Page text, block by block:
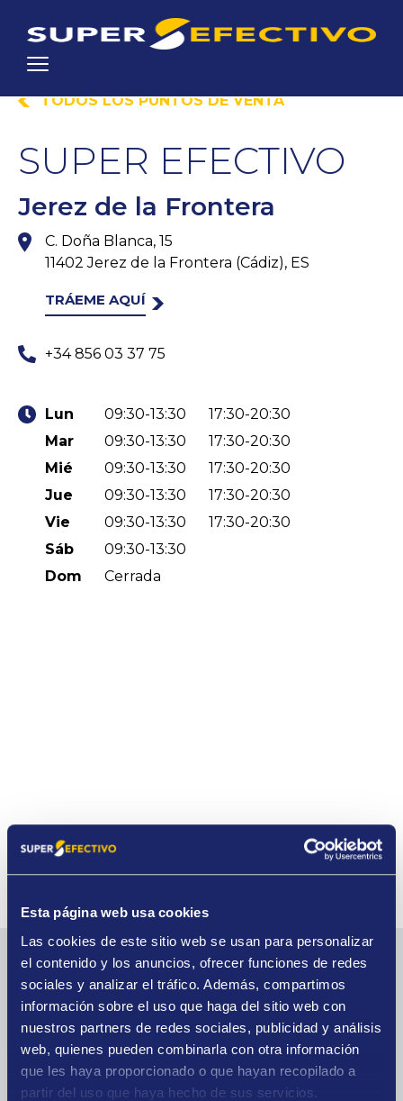
Esta página web usa cookies
Las cookies de este sitio web se usan para personalizar
el contenido y los anuncios, ofrecer funciones de redes
sociales y analizar el tráfico. Además, compartimos
información sobre el uso que haga del sitio web con
nuestros partners de redes sociales, publicidad y análisis
web, quienes pueden combinarla con otra información
que les haya proporcionado o que hayan recopilado a
partir del uso que haya hecho de sus servicios.
TODOS LOS PUNTOS DE VENTA
SUPER EFECTIVO
Jerez de la Frontera
C. Doña Blanca, 15
11402 Jerez de la Frontera (Cádiz), ES
TRÁEME AQUÍ
+34 856 03 37 75
Lun 09:30-13:30
17:30-20:30
Mar
09:30-13:30
17:30-20:30
Mié
09:30-13:30
17:30-20:30
Jue
09:30-13:30
17:30-20:30
Vie
09:30-13:30
17:30-20:30
Sáb
09:30-13:30
Dom
Cerrada
Los servicios de esta tienda
Compro oro